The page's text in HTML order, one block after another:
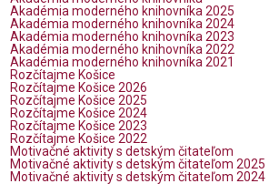
Akadémia moderného knihovníka 2025
Akadémia moderného knihovníka 2024
Akadémia moderného knihovníka 2023
Akadémia moderného knihovníka 2022
Akadémia moderného knihovníka 2021
Rozčítajme Košice
Rozčítajme Košice 2026
Rozčítajme Košice 2025
Rozčítajme Košice 2024
Rozčítajme Košice 2023
Rozčítajme Košice 2022
Motivačné aktivity s detským čitateľom
Motivačné aktivity s detským čitateľom 2025
Motivačné aktivity s detským čitateľom 2024